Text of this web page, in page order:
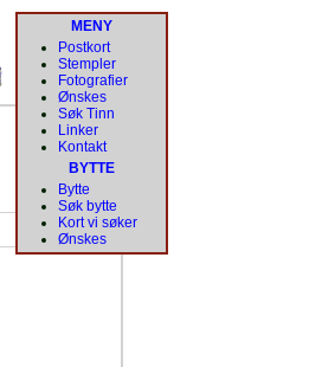
MENY
Postkort
Stempler
Fotografier
Ønskes
Søk Tinn
Linker
Kontakt
BYTTE
Bytte
Søk bytte
Kort vi søker
Ønskes